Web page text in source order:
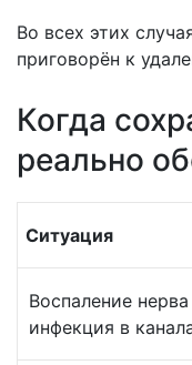
Во всех этих
приговорён к
Когда
реально
Ситуация
Воспаление
инфекция в